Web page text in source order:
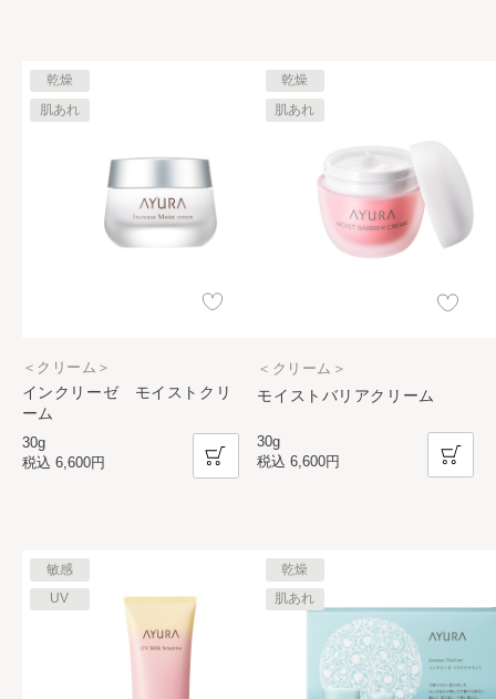
インクリーゼ モイストクリ
ーム
乾燥
肌あれ
＜クリーム＞
30g
税込 6,600円
モイストバリアクリーム
乾燥
肌あれ
＜クリーム＞
30g
税込6,600円
敏感
UV
乾燥
肌あれ